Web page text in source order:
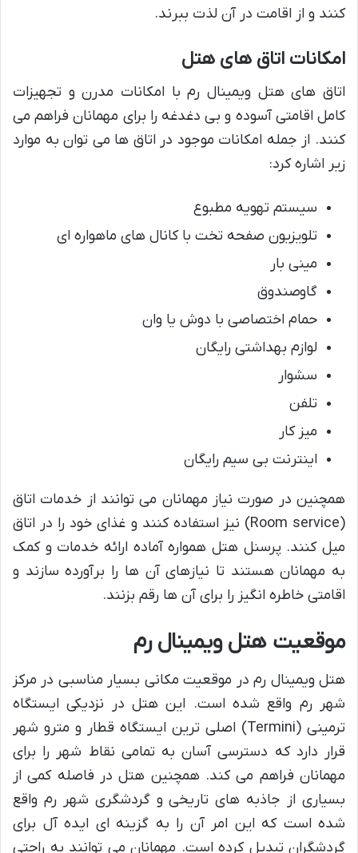
کنند و از اقامت در آن لذت ببرند.
امکانات اتاق های هتل
اتاق های هتل ویمینال رم با امکانات مدرن و تجهیزات
کامل اقامتی آسوده و بی دغدغه را برای مهمانان فراهم می
کنند. از جمله امکانات موجود در اتاق ها می توان به موارد
زیر اشاره کرد:
سیستم تهویه مطبوع
تلویزیون صفحه تخت با کانال های ماهواره ای
مینی بار
گاوصندوق
حمام اختصاصی با دوش یا وان
لوازم بهداشتی رایگان
سشوار
تلفن
میز کار
اینترنت بی سیم رایگان
همچنین در صورت نیاز مهمانان می توانند از خدمات اتاق
(Room service) نیز استفاده کنند و غذای خود را در اتاق
میل کنند. پرسنل هتل همواره آماده ارائه خدمات و کمک
به مهمانان هستند تا نیازهای آن ها را برآورده سازند و
اقامتی خاطره انگیز را برای آن ها رقم بزنند.
موقعیت هتل ویمینال رم
هتل ویمینال رم در موقعیت مکانی بسیار مناسبی در مرکز
شهر رم واقع شده است. این هتل در نزدیکی ایستگاه
ترمینی (Termini) اصلی ترین ایستگاه قطار و مترو شهر
قرار دارد که دسترسی آسان به تمامی نقاط شهر را برای
مهمانان فراهم می کند. همچنین هتل در فاصله کمی از
بسیاری از جاذبه های تاریخی و گردشگری شهر رم واقع
شده است که این امر آن را به گزینه ای ایده آل برای
گردشگران تبدیل کرده است. مهمانان می توانند به راحتی